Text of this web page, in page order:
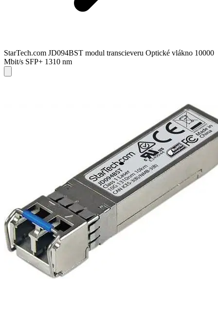
StarTech.com JD094BST modul transcieveru Optické vlákno 10000
Mbit/s SFP+ 1310 nm